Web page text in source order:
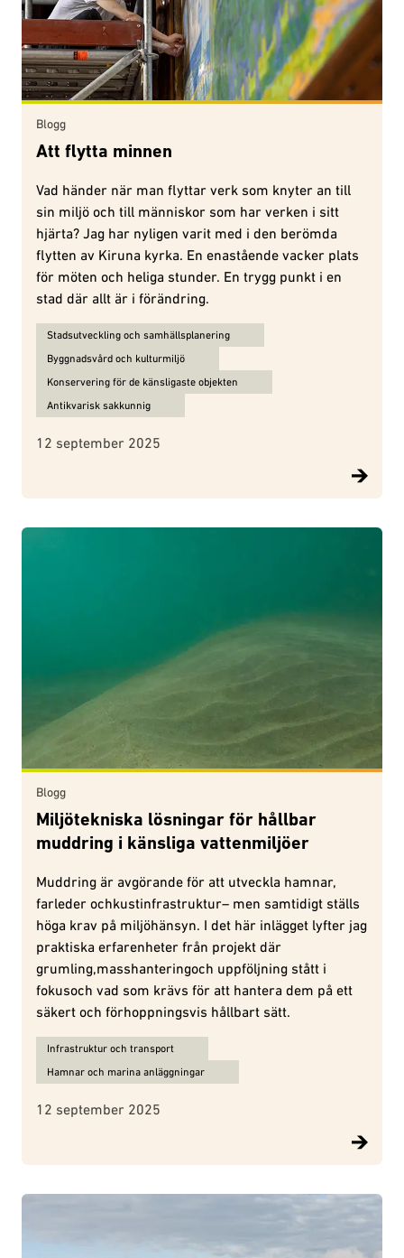
Blogg
Att flytta minnen
Vad händer när man flyttar verk som knyter an till
sin miljö och till människor som har verken i sitt
hjärta? Jag har nyligen varit med i den berömda
flytten av Kiruna kyrka. En enastående vacker plats
för möten och heliga stunder. En trygg punkt i en
stad där allt är i förändring.
Ämnen för Att flytta minnen:
Stadsutveckling och samhällsplanering
Byggnadsvård och kulturmiljö
Konservering för de känsligaste objekten
Antikvarisk sakkunnig
12 september 2025
Blogg
Miljötekniska lösningar för hållbar
muddring i känsliga vattenmiljöer
Muddring är avgörande för att utveckla hamnar,
farleder ochkustinfrastruktur– men samtidigt ställs
höga krav på miljöhänsyn. I det här inlägget lyfter jag
praktiska erfarenheter från projekt där
grumling,masshanteringoch uppföljning stått i
fokusoch vad som krävs för att hantera dem på ett
säkert och förhoppningsvis hållbart sätt.
Ämnen för Miljötekniska lösningar för hållbar muddring i
Infrastruktur och transport
Hamnar och marina anläggningar
12 september 2025